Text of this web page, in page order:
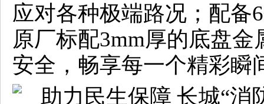
应对各种极端路况；配备
原厂标配3mm厚的底盘
安全，畅享每一个精彩瞬